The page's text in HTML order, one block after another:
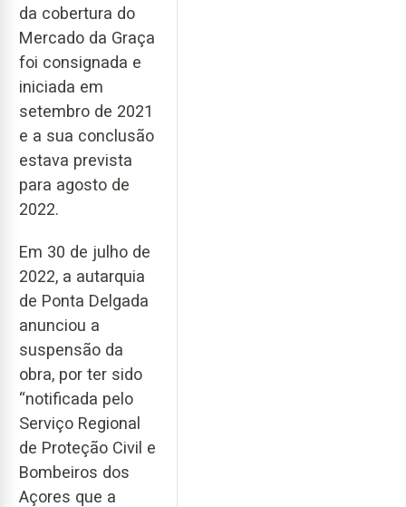
da cobertura do
Mercado da Graça
foi consignada e
iniciada em
setembro de 2021
e a sua conclusão
estava prevista
para agosto de
2022.
Em 30 de julho de
2022, a autarquia
de Ponta Delgada
anunciou a
suspensão da
obra, por ter sido
“notificada pelo
Serviço Regional
de Proteção Civil e
Bombeiros dos
Açores que a